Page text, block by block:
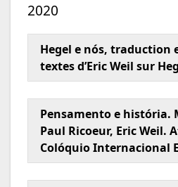
2020
Hegel e nós, traduction
textes d’Eric Weil sur
Pensamento e história.
Paul Ricoeur, Eric Weil.
Colóquio Internacional